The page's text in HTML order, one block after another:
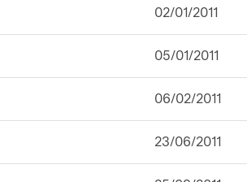
02/01/2011
05/01/2011
06/02/2011
23/06/2011